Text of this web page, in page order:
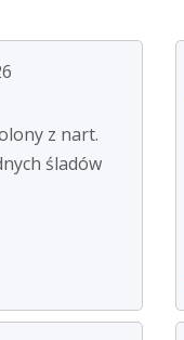
z nart.
śladów